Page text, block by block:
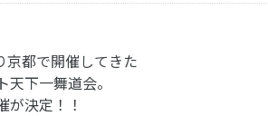
京都で開催してきた
下一舞道会。
が決定！！